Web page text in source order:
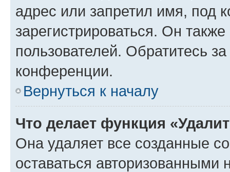
адрес или запретил имя, под
зарегистрироваться. Он
пользователей. Обратитесь
конференции.
Вернуться к началу
Что делает функция
Она удаляет все созданные
оставаться авторизованными